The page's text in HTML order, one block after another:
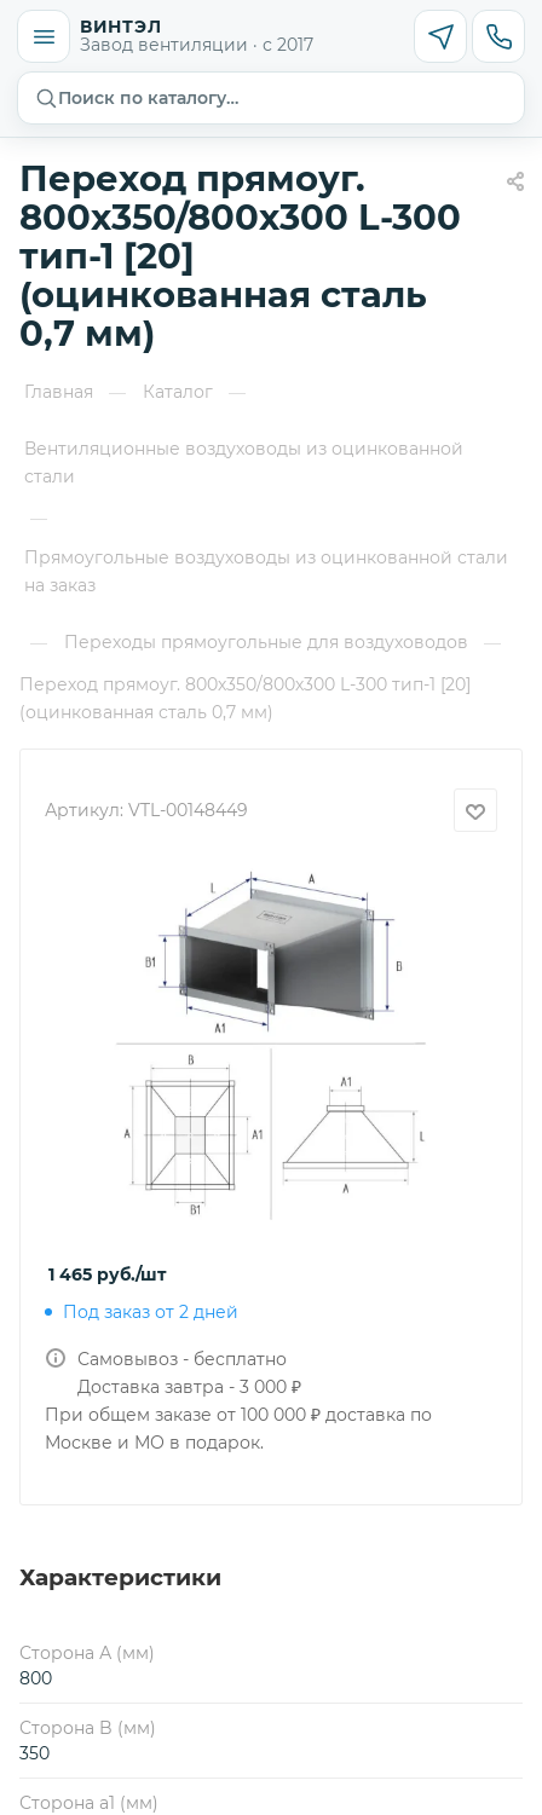
ВИНТЭЛ
Завод вентиляции · с 2017
Поиск по каталогу…
Переход прямоуг.
800х350/800х300 L-300
тип-1 [20]
(оцинкованная сталь
0,7 мм)
Главная — Каталог —
Вентиляционные воздуховоды из оцинкованной
стали
—
Прямоугольные воздуховоды из оцинкованной стали
на заказ
— Переходы прямоугольные для воздуховодов
—
Переход прямоуг. 800х350/800х300 L-300 тип-1 [20]
(оцинкованная сталь 0,7 мм)
Артикул: VTL-00148449
1 465 руб./шт
Под заказ от 2 дней
Самовывоз - бесплатно
Доставка завтра - 3 000 ₽
При общем заказе от 100 000 ₽ доставка по
Москве и МО в подарок.
Характеристики
Сторона А (мм)
800
Сторона B (мм)
350
Сторона a1 (мм)